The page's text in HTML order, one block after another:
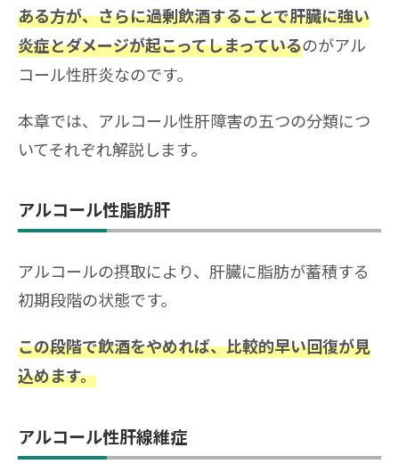
ある方が、さらに過剰飲酒することで肝臓に強い
炎症とダメージが起こってしまっているのがアル
コール性肝炎なのです。
本章では、アルコール性肝障害の五つの分類につ
いてそれぞれ解説します。
アルコール性脂肪肝
アルコールの摂取により、肝臓に脂肪が蓄積する
初期段階の状態です。
この段階で飲酒をやめれば、比較的早い回復が見
込めます。
アルコール性肝線維症